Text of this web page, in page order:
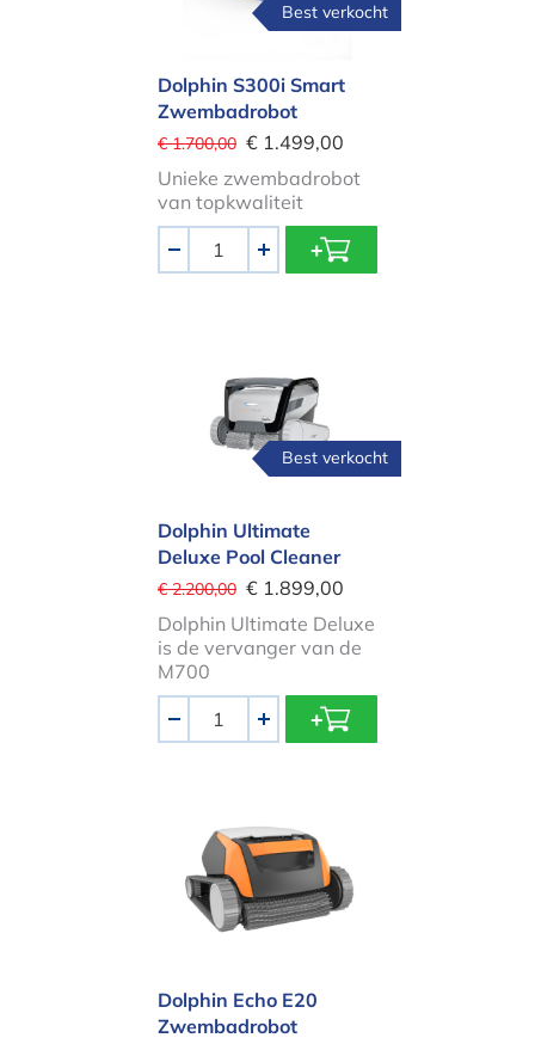
Best verkocht
Dolphin S300i Smart
Zwembadrobot
€ 1.700,00 € 1.499,00
Unieke zwembadrobot
van topkwaliteit
+
Best verkocht
Dolphin Ultimate
Deluxe Pool Cleaner
€ 2.200,00 € 1.899,00
Dolphin Ultimate Deluxe
is de vervanger van de
M700
+
Dolphin Echo E20
Zwembadrobot